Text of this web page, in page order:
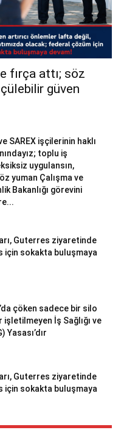
fırça attı; söz
güven
SAREX işçilerinin haklı
toplu iş
uygulansın,
yuman Çalışma ve
Bakanlığı görevini
Guterres ziyaretinde
için sokakta buluşmaya
çöken sadece bir silo
işletilmeyen İş Sağlığı ve
Yasası’dır
Guterres ziyaretinde
için sokakta buluşmaya